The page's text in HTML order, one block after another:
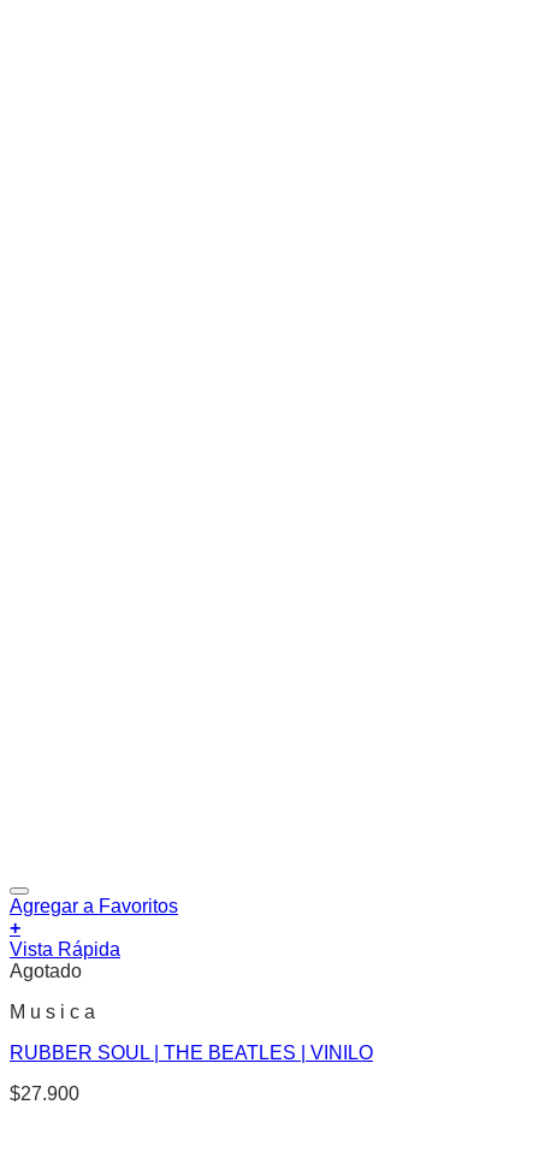
Agregar a Favoritos
+
Vista Rápida
Agotado
M u s i c a
RUBBER SOUL | THE BEATLES | VINILO
$27.900